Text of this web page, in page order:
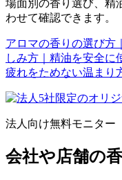
場面別の香り選び、精
わせて確認できます。
アロマの香りの選び方
しみ方｜精油を安全に
疲れをためない温まり
法人向け無料モニター
会社や店舗の